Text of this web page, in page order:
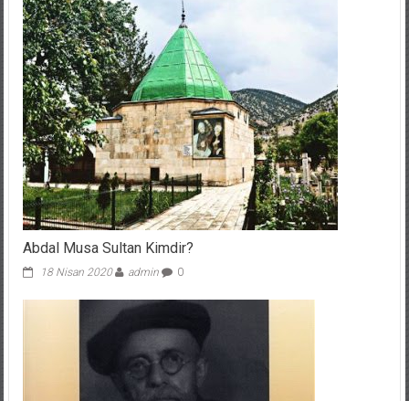
Abdal Musa Sultan Kimdir?
18 Nisan 2020 admin 0